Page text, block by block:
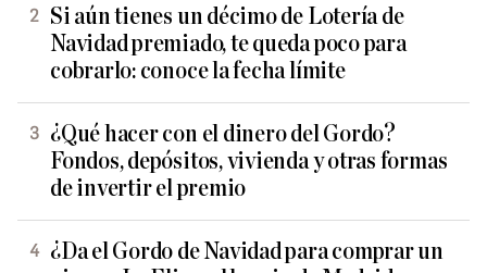
Si aún tienes un décimo de Lotería de
Navidad premiado, te queda poco para
cobrarlo: conoce la fecha límite
¿Qué hacer con el dinero del Gordo?
Fondos, depósitos, vivienda y otras formas
de invertir el premio
¿Da el Gordo de Navidad para comprar un